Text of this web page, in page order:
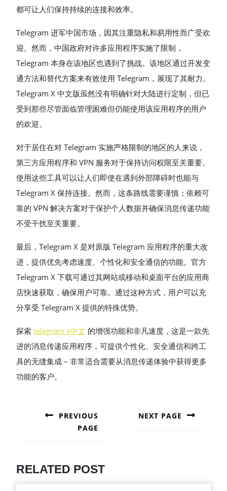
都可让人们保持持续的连接和效率。
Telegram 进军中国市场，因其注重隐私和易用性而广受欢
迎。然而，中国政府对许多应用程序实施了限制，
Telegram 本身在该地区也遇到了挑战。该地区通过开发变
通方法和替代方案来有效使用 Telegram，展现了其耐力。
Telegram X 中文版虽然没有明确针对大陆进行定制，但已
受到那些尽管面临管理困难但仍能使用该应用程序的用户
的欢迎。
对于居住在对 Telegram 实施严格限制的地区的人来说，
第三方应用程序和 VPN 服务对于保持访问权限至关重要。
使用这些工具可以让人们即使在遇到外部障碍时也能与
Telegram X 保持连接。然而，这条路线需要谨慎；依赖可
靠的 VPN 解决方案对于保护个人数据并确保消息传递功能
不受干扰至关重要。
最后，Telegram X 是对原版 Telegram 应用程序的重大改
进，提供优先考虑速度、个性化和安全通信的功能。官方
Telegram X 下载可通过其网站或移动和桌面平台的应用商
店快速获取，确保用户可靠。通过这种方式，用户可以充
分享受 Telegram X 提供的特殊优势。
探索 telegram x中文 的增强功能和非凡速度，这是一款先
进的消息传递应用程序，可提供个性化、安全通信和跨工
具的无缝集成 – 非常适合需要从消息传递体验中获得更多
功能的客户。
NAVIGATION
PREVIOUS
PAGE
NEXT PAGE
RELATED POST